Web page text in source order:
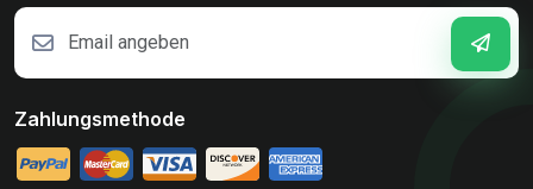
Zahlungsmethode